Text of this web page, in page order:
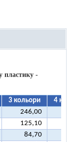
пластику -
3 кольори
4
246,00
125,10
84,70